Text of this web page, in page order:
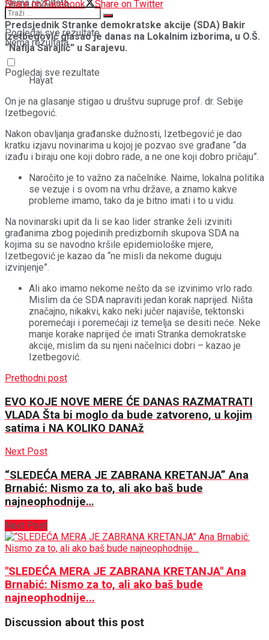
Nema rezultata
Pogledaj sve rezultate
Nema rezultata
Pogledaj sve rezultate
Share on Facebook
Share on Twitter
Predsjednik Stranke demokratske akcije (SDA) Bakir
Izetbegović glasao je danas na Lokalnim izborima, u O.Š.
“Nafija Sarajlić” u Sarajevu.
Hayat
On je na glasanje stigao u društvu supruge prof. dr. Sebije
Izetbegović.
Nakon obavljanja građanske dužnosti, Izetbegović je dao
kratku izjavu novinarima u kojoj je pozvao sve građane “da
izađu i biraju one koji dobro rade, a ne one koji dobro pričaju”.
Naročito je to važno za načelnike. Naime, lokalna politika
se vezuje i s ovom na vrhu države, a znamo kakve
probleme imamo, tako da je bitno imati i to u vidu.
Na novinarski upit da li se kao lider stranke želi izviniti
građanima zbog pojedinih predizbornih skupova SDA na
kojima su se navodno kršile epidemiološke mjere,
Izetbegović je kazao da “ne misli da nekome duguju
izvinjenje”.
Ali ako imamo nekome nešto da se izvinimo vrlo rado.
Mislim da će SDA napraviti jedan korak naprijed. Ništa
značajno, nikakvi, kako neki jučer najaviše, tektonski
poremećaji i poremećaji iz temelja se desiti neće. Neke
manje korake naprijed će imati Stranka demokratske
akcije, mislim da su njeni načelnici dobri – kazao je
Izetbegović.
Prethodni post
EVO KOJE NOVE MERE ĆE DANAS RAZMATRATI
VLADA Šta bi moglo da bude zatvoreno, u kojim
satima i NA KOLIKO DANAž
Next Post
“SLEDEĆA MERA JE ZABRANA KRETANJA” Ana
Brnabić: Nismo za to, ali ako baš bude
najneophodnije…
Next Post
"SLEDEĆA MERA JE ZABRANA KRETANJA" Ana
Brnabić: Nismo za to, ali ako baš bude
najneophodnije...
Discussion about this post